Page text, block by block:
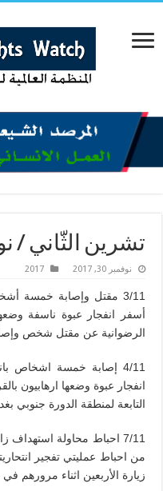
تشرين الثّاني /
نوفمبر 30, 2017 2017
3/11 مقتل وإصابة خمسة
أسفر انفجار عبوة ناسفة
الرضوانية عن مقتل شخص وإصابة 4 آخرين
4/11 إصابة خمسة اشخاص
انفجار عبوة وضعها ارهابيون
التابعة لمنطقة الدورة جنوبي
7/11 احباط محاولة
من احباط عمليتي تفجير
زيارة الأربعين اثناء مرورهم